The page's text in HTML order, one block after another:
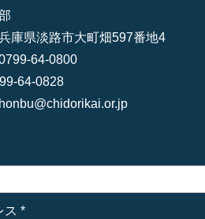
庫県淡路市大町畑597番地4
64-0800
64-0828
honbu@chidorikai.or.jp
ス